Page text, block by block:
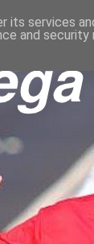
services
and